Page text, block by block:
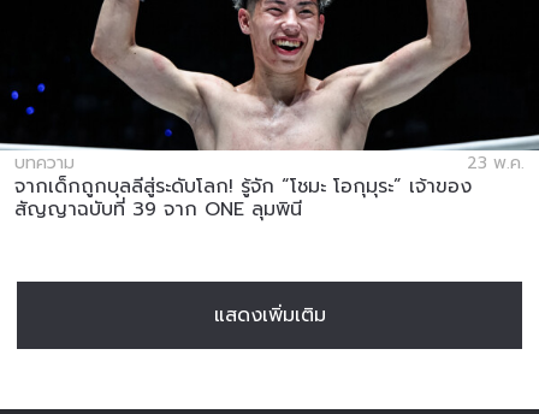
บทความ 23 พ.ค.
จากเด็กถูกบุลลีสู่ระดับโลก! รู้จัก “โชมะ โอกุมุระ” เจ้าของ
สัญญาฉบับที่ 39 จาก ONE ลุมพินี
แสดงเพิ่มเติม